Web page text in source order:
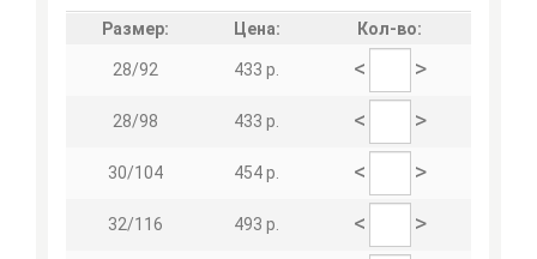
Размер: Цена: Кол-во:
28/92 433 р. < >
28/98 433 р. < >
30/104 454 р. < >
32/116 493 р. < >